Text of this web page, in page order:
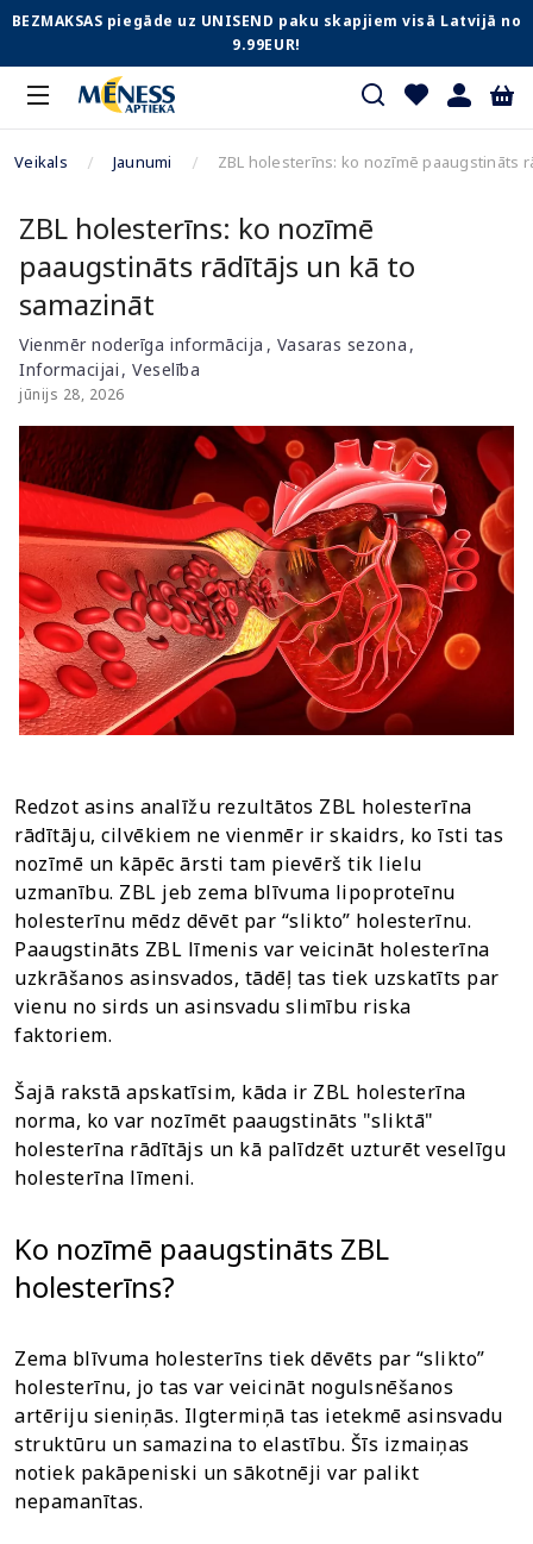
BEZMAKSAS piegāde uz UNISEND paku skapjiem visā Latvijā no
9.99EUR!
Veikals Jaunumi ZBL holesterīns: ko nozīmē paaugstināts
ZBL holesterīns: ko nozīmē
paaugstināts rādītājs un kā to
samazināt
Vienmēr noderīga informācija Vasaras sezona
Informacijai Veselība
jūnijs 28, 2026
Redzot asins analīžu rezultātos ZBL holesterīna
rādītāju, cilvēkiem ne vienmēr ir skaidrs, ko īsti tas
nozīmē un kāpēc ārsti tam pievērš tik lielu
uzmanību. ZBL jeb zema blīvuma lipoproteīnu
holesterīnu mēdz dēvēt par “slikto” holesterīnu.
Paaugstināts ZBL līmenis var veicināt holesterīna
uzkrāšanos asinsvados, tādēļ tas tiek uzskatīts par
vienu no sirds un asinsvadu slimību riska
faktoriem.
Šajā rakstā apskatīsim, kāda ir ZBL holesterīna
norma, ko var nozīmēt paaugstināts "sliktā"
holesterīna rādītājs un kā palīdzēt uzturēt veselīgu
holesterīna līmeni.
Ko nozīmē paaugstināts ZBL
holesterīns?
Zema blīvuma holesterīns tiek dēvēts par “slikto”
holesterīnu, jo tas var veicināt nogulsnēšanos
artēriju sieniņās. Ilgtermiņā tas ietekmē asinsvadu
struktūru un samazina to elastību. Šīs izmaiņas
notiek pakāpeniski un sākotnēji var palikt
nepamanītas.